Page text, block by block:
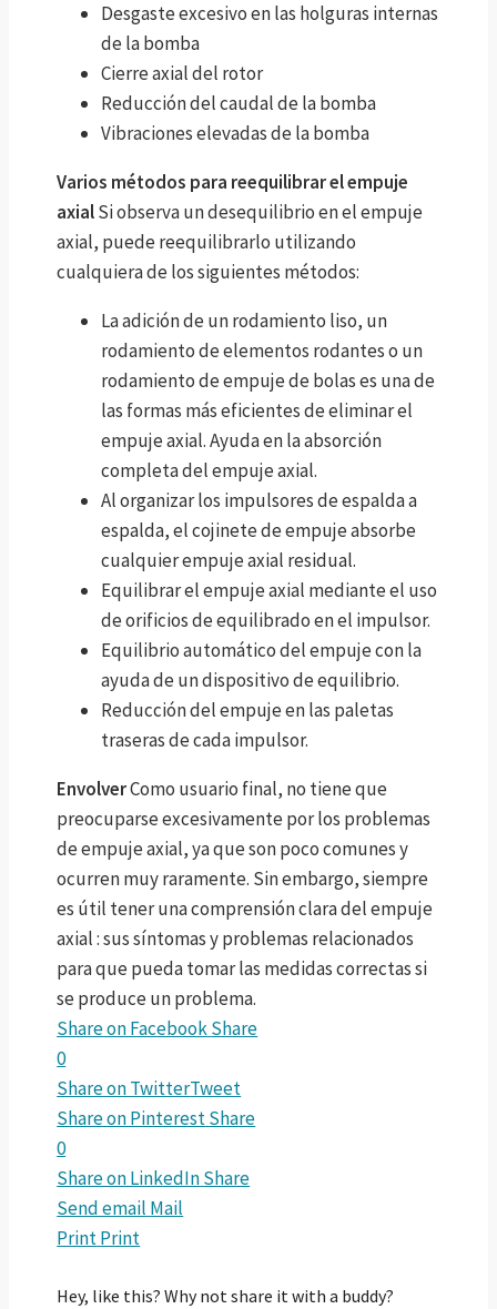
Desgaste excesivo en las holguras internas
de la bomba
Cierre axial del rotor
Reducción del caudal de la bomba
Vibraciones elevadas de la bomba
Varios métodos para reequilibrar el empuje
axialSi observa un desequilibrio en el empuje
axial, puede reequilibrarlo utilizando
cualquiera de los siguientes métodos:
La adición de un rodamiento liso, un
rodamiento de elementos rodantes o un
rodamiento de empuje de bolas es una de
las formas más eficientes de eliminar el
empuje axial. Ayuda en la absorción
completa del empuje axial.
Al organizar los impulsores de espalda a
espalda, el cojinete de empuje absorbe
cualquier empuje axial residual.
Equilibrar el empuje axial mediante el uso
de orificios de equilibrado en el impulsor.
Equilibrio automático del empuje con la
ayuda de un dispositivo de equilibrio.
Reducción del empuje en las paletas
traseras de cada impulsor.
EnvolverComo usuario final, no tiene que
preocuparse excesivamente por los problemas
de empuje axial, ya que son poco comunes y
ocurren muy raramente. Sin embargo, siempre
es útil tener una comprensión clara del empuje
axial : sus síntomas y problemas relacionados
para que pueda tomar las medidas correctas si
se produce un problema.
Share on FacebookShare
0
Share on TwitterTweet
Share on PinterestShare
0
Share on LinkedInShare
Send email Mail
PrintPrint
Hey, like this? Why not share it with a buddy?